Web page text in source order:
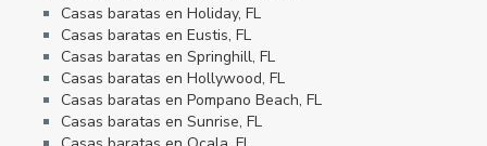
Casas baratas en Holiday, FL
Casas baratas en Eustis, FL
Casas baratas en Springhill, FL
Casas baratas en Hollywood, FL
Casas baratas en Pompano Beach, FL
Casas baratas en Sunrise, FL